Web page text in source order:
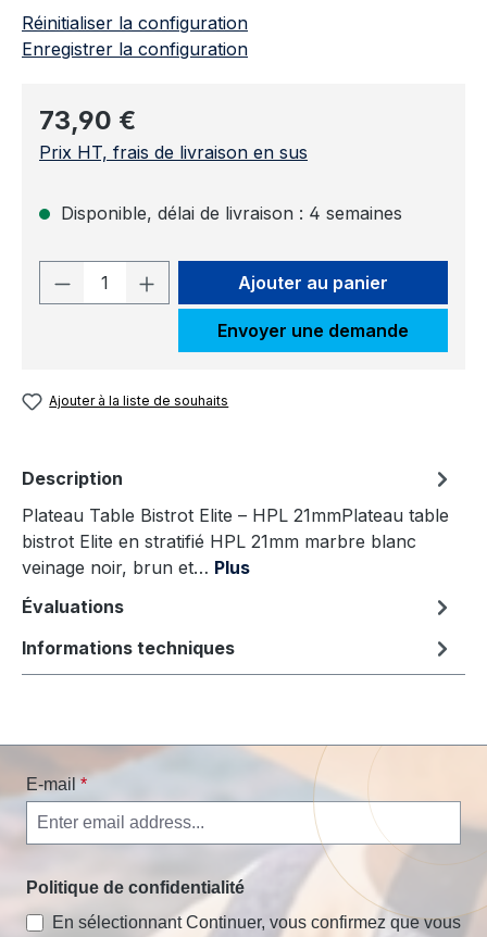
Réinitialiser la configuration
Enregistrer la configuration
Prix régulier :
73,90 €
Prix HT, frais de livraison en sus
Disponible, délai de livraison : 4 semaines
Quantité de produit : Entrez la
Ajouter au panier
Envoyer une demande
Ajouter à la liste de souhaits
Description
Plateau Table Bistrot Elite – HPL 21mmPlateau table
bistrot Elite en stratifié HPL 21mm marbre blanc
veinage noir, brun et… Plus
Évaluations
Informations techniques
E-mail *
Politique de confidentialité
En sélectionnant Continuer, vous confirmez que vous